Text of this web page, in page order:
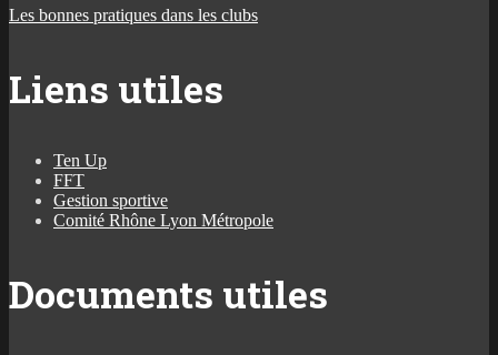
Les bonnes pratiques dans les clubs
Liens utiles
Ten Up
FFT
Gestion sportive
Comité Rhône Lyon Métropole
Documents utiles